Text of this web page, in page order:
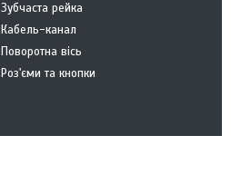
Зубчаста рейка
Кабель-канал
Поворотна вісь
Роз'єми та кнопки